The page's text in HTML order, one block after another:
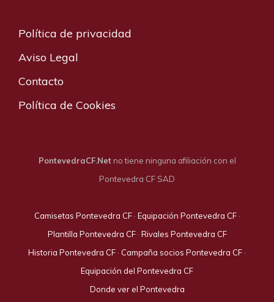
Política de privacidad
Aviso Legal
Contacto
Política de Cookies
PontevedraCF.Netno tiene ninguna afiliación con el
Pontevedra CF SAD
Camisetas Pontevedra CF· Equipación Pontevedra CF·
Plantilla Pontevedra CF· Rivales Pontevedra CF
Historia Pontevedra CF · Campaña socios Pontevedra CF ·
Equipación del Pontevedra CF
Donde ver el Pontevedra